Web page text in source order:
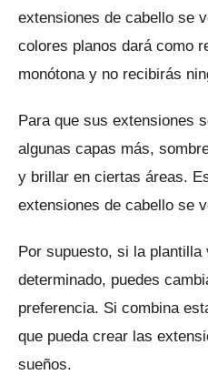
extensiones de cabello se
colores planos dará como
monótona y no recibirás
Para que sus extensiones
algunas capas más,
y brillar en ciertas áreas.
extensiones de cabello se
Por supuesto, si la plantilla
determinado, puedes
preferencia. Si combina
que pueda crear las
sueños.